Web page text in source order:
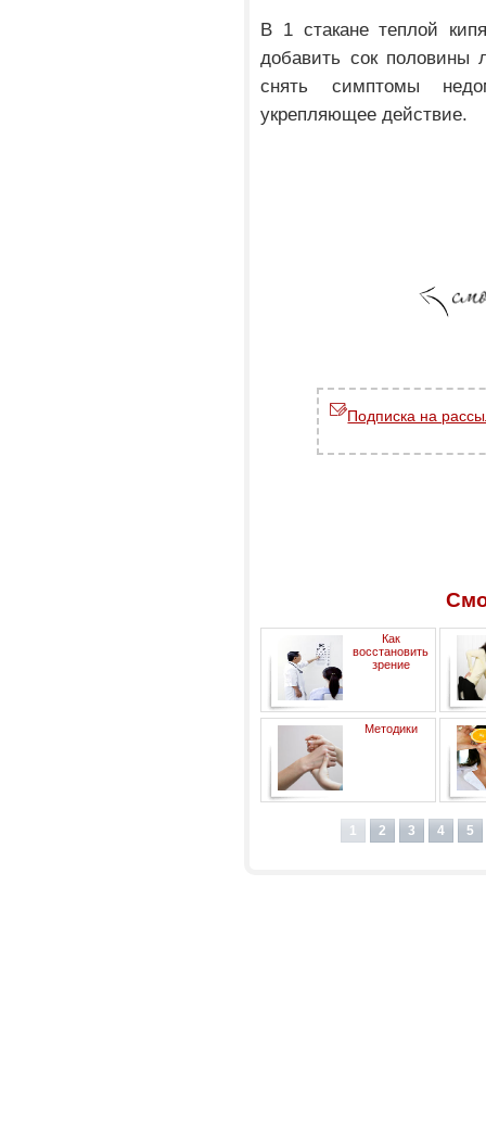
В 1 стакане теплой
добавить сок половины
снять симптомы
укрепляющее действие.
Подписка на
Как
восстановить
зрение
Методики
инсульта. Восстановление
кисти и пальцев
1 2 3 4 5